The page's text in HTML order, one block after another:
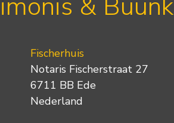
Fischerhuis
Notaris Fischerstraat 27
6711 BB Ede
Nederland